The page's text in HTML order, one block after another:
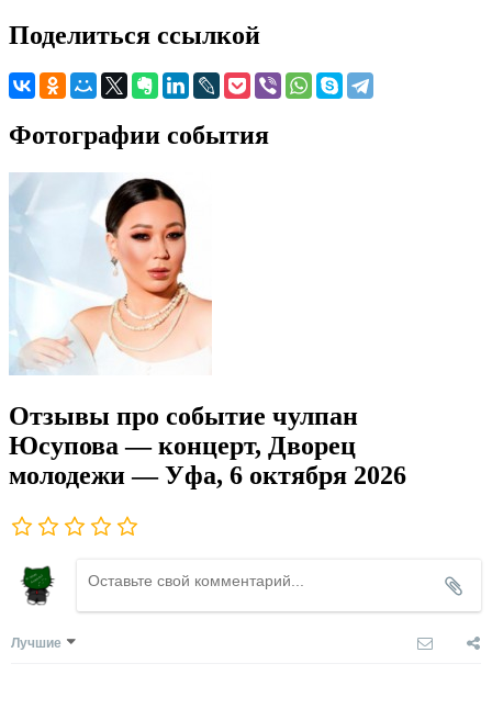
Поделиться ссылкой
Фотографии события
Отзывы про событие чулпан
Юсупова — концерт, Дворец
молодежи — Уфа, 6 октября 2026
Лучшие